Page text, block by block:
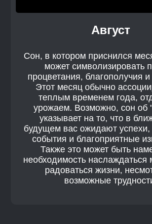
Август
Сон, в котором приснился
может символизировать
процветания, благополучия
Этот месяц обычно
теплым временем года,
урожаем. Возможно, сон об
указывает на то, что в
будущем вас ожидают
события и благоприятные
Также это может быть
необходимость наслаждаться
радоваться жизни,
возможные